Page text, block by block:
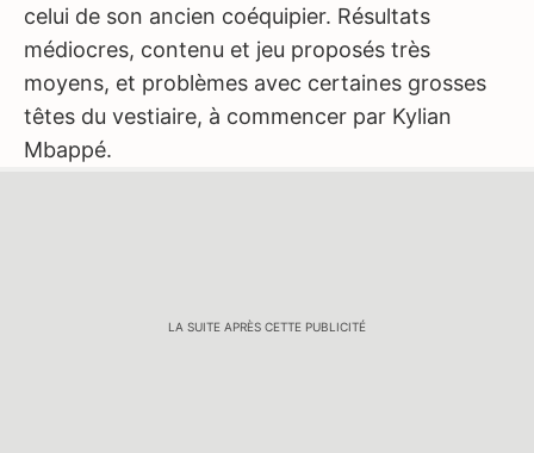
celui de son ancien coéquipier. Résultats
médiocres, contenu et jeu proposés très
moyens, et problèmes avec certaines grosses
têtes du vestiaire, à commencer par Kylian
Mbappé.
LA SUITE APRÈS CETTE PUBLICITÉ